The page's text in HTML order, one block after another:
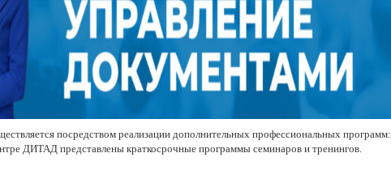
посредством реализации дополнительных профессиональных
ДИТАД представлены краткосрочные программы семинаров и тренингов.